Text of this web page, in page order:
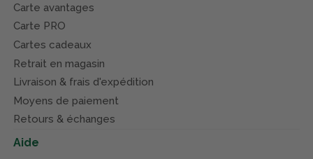
Carte avantages
Carte PRO
Cartes cadeaux
Retrait en magasin
Livraison & frais d'expédition
Moyens de paiement
Retours & échanges
Aide